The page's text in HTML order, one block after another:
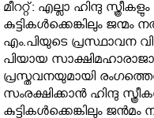
മീററ്റ്: എല്ലാ ഹിന്ദു
കുട്ടികള്‍ക്കെങ്കിലും
എം.പിയുടെ പ്രസ്ഥാവന
പിയായ
പ്രസ്തവനയുമായി
സംരക്ഷിക്കാന്‍ ഹിന്ദു
കുട്ടികള്‍ക്കെങ്കിലും